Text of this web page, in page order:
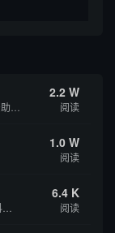
2.2 W
阅读
1.0 W
阅读
6.4 K
阅读